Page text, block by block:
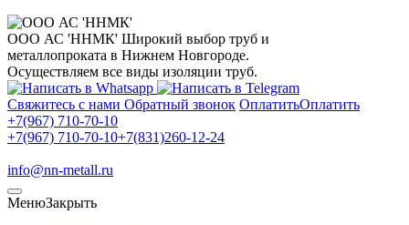
ООО АС 'ННМК' Широкий выбор труб и
металлопроката в Нижнем Новгороде.
Осуществляем все виды изоляции труб.
Свяжитесь с нами Обратный звонок ОплатитьОплатить
+7(967) 710-70-10
+7(967) 710-70-10+7(831)260-12-24
info@nn-metall.ru
МенюЗакрыть